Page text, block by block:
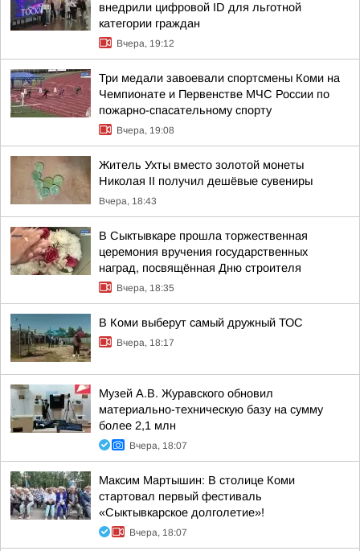
внедрили цифровой ID для льготной
категории граждан
Вчера, 19:12
Три медали завоевали спортсмены Коми на
Чемпионате и Первенстве МЧС России по
пожарно-спасательному спорту
Вчера, 19:08
Житель Ухты вместо золотой монеты
Николая II получил дешёвые сувениры
Вчера, 18:43
В Сыктывкаре прошла торжественная
церемония вручения государственных
наград, посвящённая Дню строителя
Вчера, 18:35
В Коми выберут самый дружный ТОС
Вчера, 18:17
Музей А.В. Журавского обновил
материально-техническую базу на сумму
более 2,1 млн
Вчера, 18:07
Максим Мартышин: В столице Коми
стартовал первый фестиваль
«Сыктывкарское долголетие»!
Вчера, 18:07